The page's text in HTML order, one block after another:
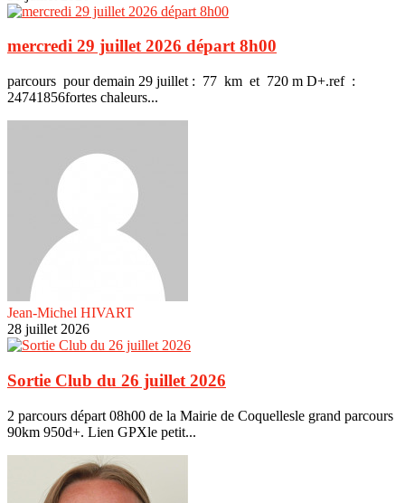
mercredi 29 juillet 2026 départ 8h00
parcours pour demain 29 juillet : 77 km et 720 m D+.ref :
24741856fortes chaleurs...
Jean-Michel HIVART
28 juillet 2026
Sortie Club du 26 juillet 2026
2 parcours départ 08h00 de la Mairie de Coquellesle grand parcours
90km 950d+. Lien GPXle petit...